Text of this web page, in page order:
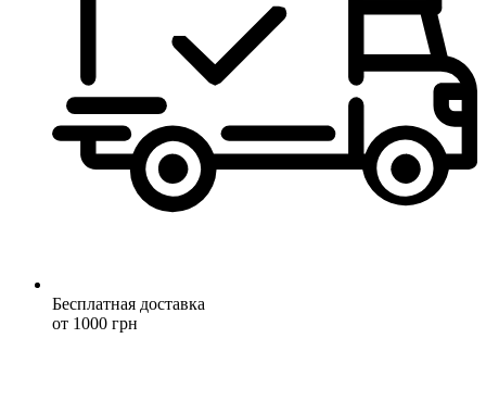
Бесплатная доставка
от 1000 грн